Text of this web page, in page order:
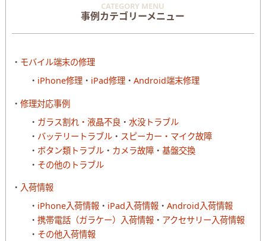
CATEGORY MENU
事例カテゴリーメニュー
モバイル端末の修理
iPhone修理
iPad修理 Android端末修理
修理対応事例
ガラス割れ・液晶不良
水没トラブル
バッテリートラブル
スピーカー・マイク故障
ボタン類トラブル
カメラ故障
基盤交換
その他のトラブル
入荷情報
iPhone入荷情報
iPad入荷情報
Android入荷情報
携帯電話（ガラケー）入荷情報
アクセサリー入荷情報
その他入荷情報